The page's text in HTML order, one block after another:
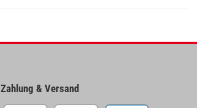
Zahlung & Versand